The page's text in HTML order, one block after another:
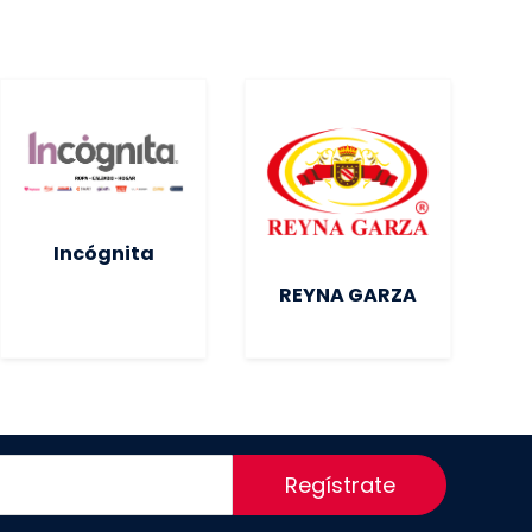
Incógnita
REYNA GARZA
Regístrate